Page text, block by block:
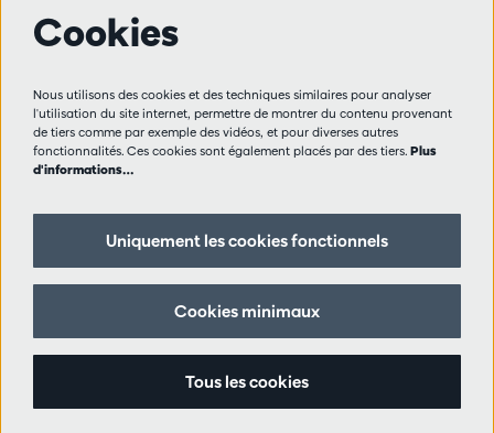
Règlement des visiteurs
Vie privée
Partenaires
Suivez nous
Cookies
Nous utilisons des cookies et des techniques similaires pour analyser
l'utilisation du site internet, permettre de montrer du contenu provenant
de tiers comme par exemple des vidéos, et pour diverses autres
fonctionnalités. Ces cookies sont également placés par des tiers. Plus
d'informations…
Uniquement les cookies fonctionnels
Cookies minimaux
Tous les cookies